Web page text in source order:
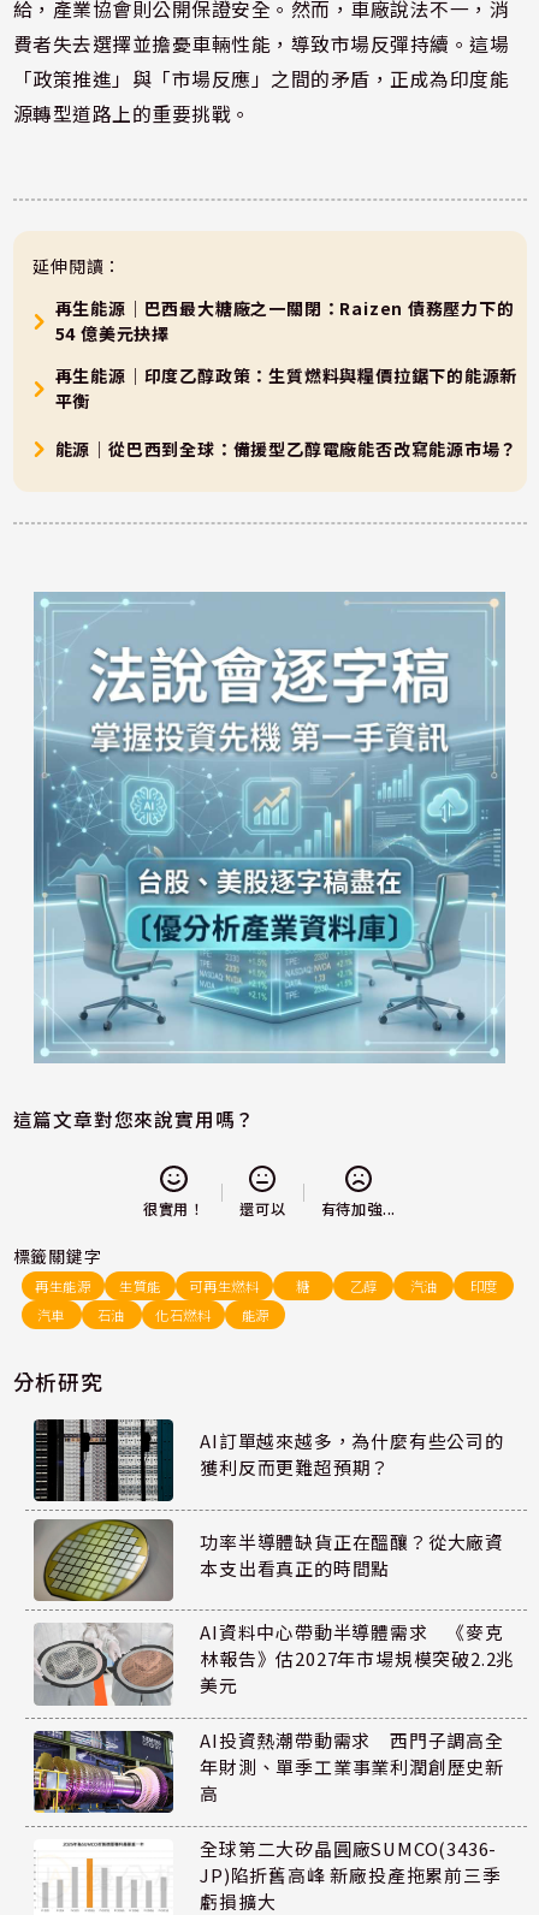
給，產業協會則公開保證安全。然而，車廠說法不一，消
費者失去選擇並擔憂車輛性能，導致市場反彈持續。這場
「政策推進」與「市場反應」之間的矛盾，正成為印度能
源轉型道路上的重要挑戰。
延伸閱讀：
再生能源｜巴西最大糖廠之一關閉：Raizen 債務壓力下的
54 億美元抉擇
再生能源｜印度乙醇政策：生質燃料與糧價拉鋸下的能源新
平衡
能源｜從巴西到全球：備援型乙醇電廠能否改寫能源市場？
這篇文章對您來說實用嗎？
很實用！ 還可以 有待加強...
標籤關鍵字
再生能源 生質能 可再生燃料 糖 乙醇 汽油
印度
汽車
石油 化石燃料 能源
分析研究
AI訂單越來越多，為什麼有些公司的
獲利反而更難超預期？
功率半導體缺貨正在醞釀？從大廠資
本支出看真正的時間點
AI資料中心帶動半導體需求 《麥克
林報告》估2027年市場規模突破2.2兆
美元
AI投資熱潮帶動需求 西門子調高全
年財測、單季工業事業利潤創歷史新
高
全球第二大矽晶圓廠SUMCO(3436-
JP)陷折舊高峰 新廠投產拖累前三季
虧損擴大